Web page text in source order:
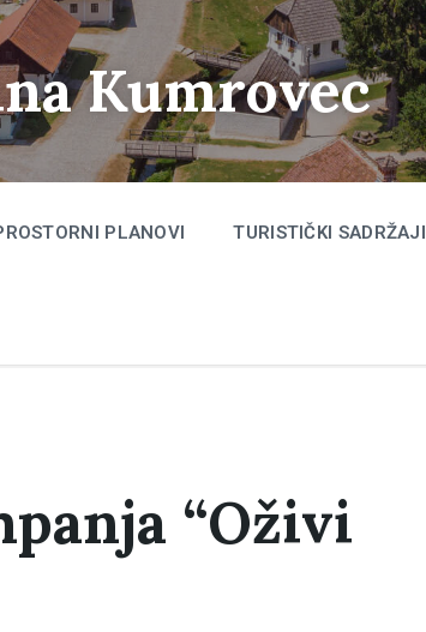
Kumrovec
PLANOVI TURISTIČKI SADRŽAJI
“Oživi